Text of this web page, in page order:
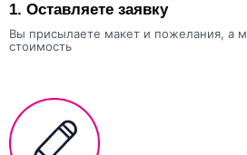
1. Оставляете заявку
Вы присылаете макет и пожелания, а
стоимость